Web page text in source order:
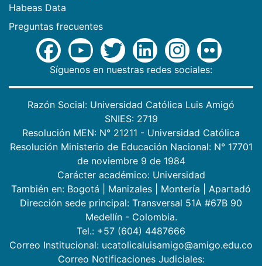
Habeas Data
Preguntas frecuentes
Síguenos en nuestras redes sociales:
Razón Social: Universidad Católica Luis Amigó
SNIES: 2719
Resolución MEN: N° 21211 - Universidad Católica
Resolución Ministerio de Educación Nacional: N° 17701
de noviembre 9 de 1984
Carácter académico: Universidad
También en: Bogotá Manizales Montería
Apartadó
Dirección sede principal: Transversal 51A #67B 90
Medellín - Colombia.
Tel.: +57 (604) 4487666
Correo Institucional: ucatolicaluisamigo@amigo.edu.co
Correo Notificaciones Judiciales: